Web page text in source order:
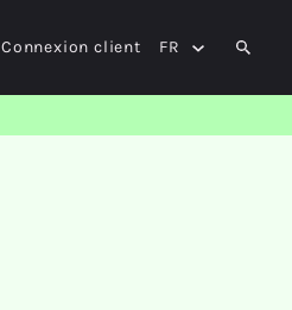
Connexion client FR